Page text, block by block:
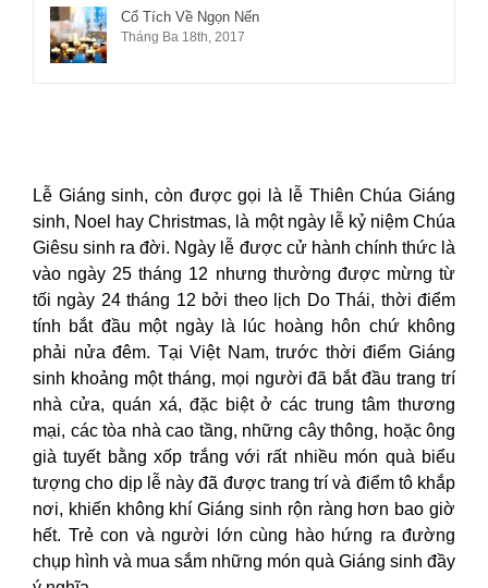
Cổ Tích Về Ngọn Nến
Tháng Ba 18th, 2017
Lễ Giáng sinh, còn được gọi là lễ Thiên Chúa Giáng
sinh, Noel hay Christmas, là một ngày lễ kỷ niệm Chúa
Giêsu sinh ra đời. Ngày lễ được cử hành chính thức là
vào ngày 25 tháng 12 nhưng thường được mừng từ
tối ngày 24 tháng 12 bởi theo lịch Do Thái, thời điểm
tính bắt đầu một ngày là lúc hoàng hôn chứ không
phải nửa đêm. Tại Việt Nam, trước thời điểm Giáng
sinh khoảng một tháng, mọi người đã bắt đầu trang trí
nhà cửa, quán xá, đặc biệt ở các trung tâm thương
mại, các tòa nhà cao tầng, những cây thông, hoặc ông
già tuyết bằng xốp trắng với rất nhiều món quà biểu
tượng cho dịp lễ này đã được trang trí và điểm tô khắp
nơi, khiến không khí Giáng sinh rộn ràng hơn bao giờ
hết. Trẻ con và người lớn cùng hào hứng ra đường
chụp hình và mua sắm những món quà Giáng sinh đầy